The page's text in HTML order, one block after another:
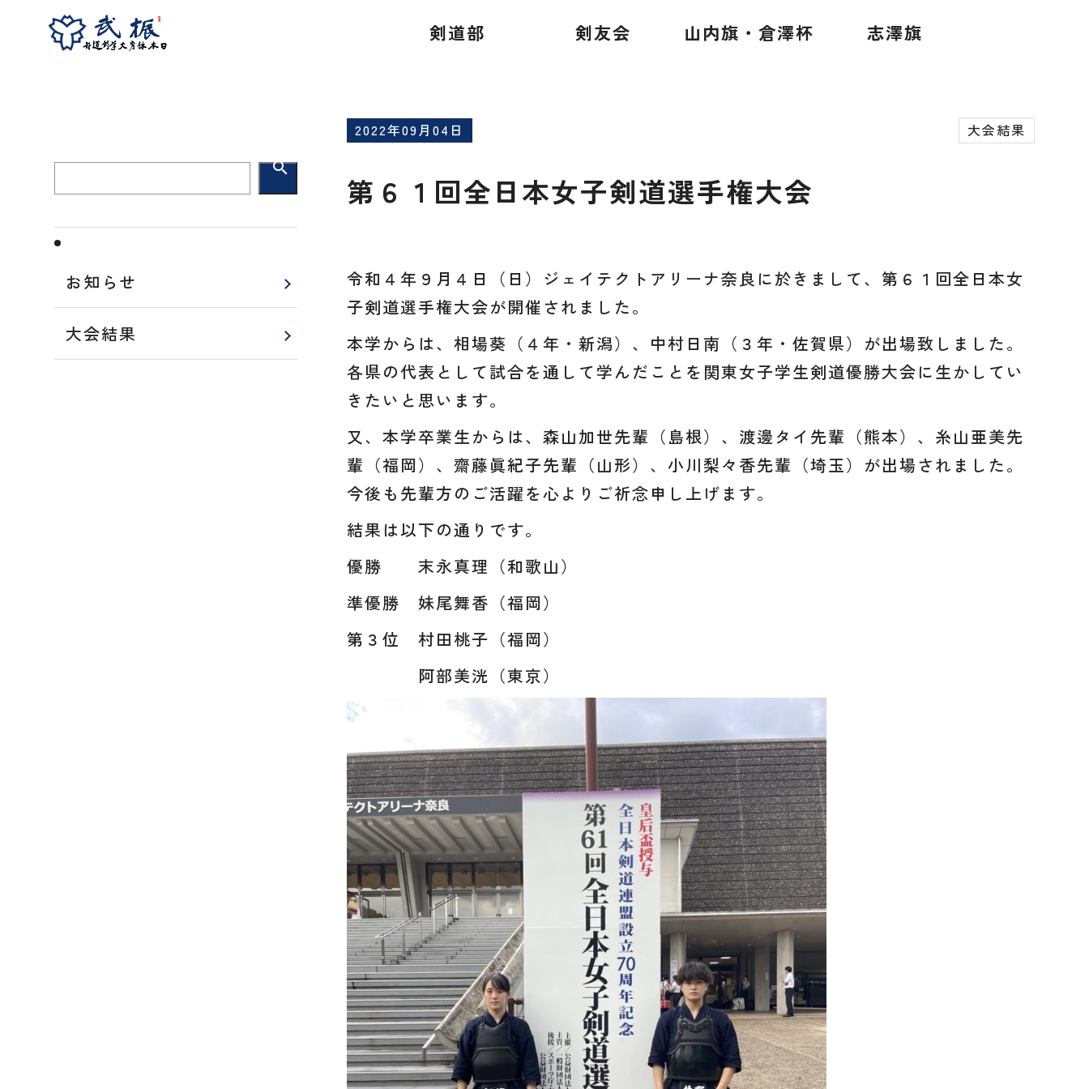
剣道部 剣友会 山内旗・倉澤杯 志澤旗
ホーム 大会結果
2022年09月04日 大会結果
第６１回全日本女子剣道選手権大会
令和４年９月４日（日）ジェイテクトアリーナ奈良に於きまして、第６１回全日本女
子剣道選手権大会が開催されました。
本学からは、相場葵（４年・新潟）、中村日南（３年・佐賀県）が出場致しました。
各県の代表として試合を通して学んだことを関東女子学生剣道優勝大会に生かしてい
きたいと思います。
又、本学卒業生からは、森山加世先輩（島根）、渡邊タイ先輩（熊本）、糸山亜美先
輩（福岡）、齋藤眞紀子先輩（山形）、小川梨々香先輩（埼玉）が出場されました。
今後も先輩方のご活躍を心よりご祈念申し上げます。
結果は以下の通りです。
優勝 末永真理（和歌山）
準優勝 妹尾舞香（福岡）
第３位 村田桃子（福岡）
阿部美洸（東京）
search
お知らせ
大会結果